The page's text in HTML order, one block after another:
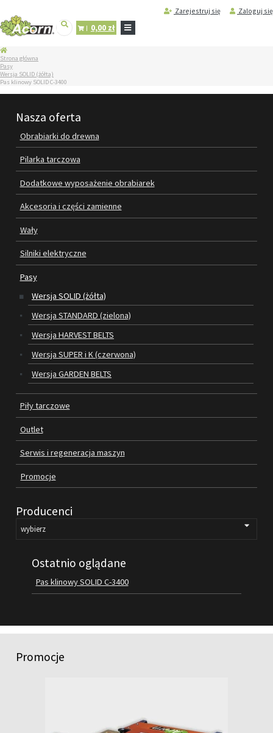
Zarejestruj się Zaloguj się
0,00 zł
STRONA
GŁÓWNA
SERWIS
MASZYN
OBRABIARKI DO DREWNA
DODATKOWE WYPOSAŻENIE
OBRABIAREK
AKCESORIA I CZĘŚCI ZAMIENNE
WAŁY
SILNIKI ELEKTRYCZNE
PIŁY TARCZOWE
OUTLET
SERWIS I REGENERACJA MASZYN
PROMOCJE
REGULAMIN
KATALOGI
OBRABIARKI DO DREWNA
SILNIKI ELEKTRYCZNE
KONTAKT
Strona główna
Pasy
Wersja SOLID (żółta)
Pas klinowy SOLID C-3400
Nasza oferta
Obrabiarki do drewna
Pilarka tarczowa
Dodatkowe wyposażenie obrabiarek
Akcesoria i części zamienne
Wały
Silniki elektryczne
Pasy
Wersja SOLID (żółta)
Wersja STANDARD (zielona)
Wersja HARVEST BELTS
Wersja SUPER i K (czerwona)
Wersja GARDEN BELTS
Piły tarczowe
Outlet
Serwis i regeneracja maszyn
Promocje
Producenci
Ostatnio oglądane
Pas klinowy SOLID C-3400
Promocje